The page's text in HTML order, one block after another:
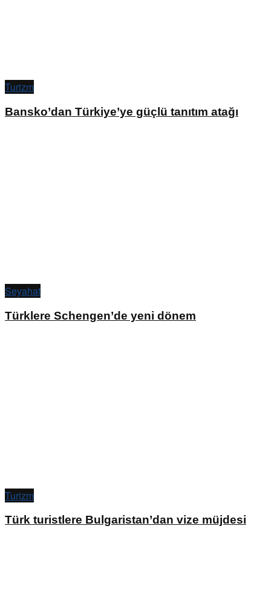
Turizm
Bansko’dan Türkiye’ye güçlü tanıtım atağı
Seyahat
Türklere Schengen’de yeni dönem
Turizm
Türk turistlere Bulgaristan’dan vize müjdesi